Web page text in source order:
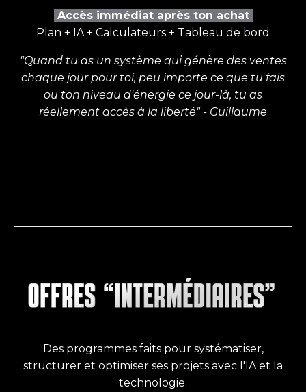
Accès immédiat après ton achat
Plan + IA + Calculateurs + Tableau de bord
"Quand tu as un système qui génère des ventes
chaque jour pour toi, peu importe ce que tu fais
ou ton niveau d'énergie ce jour-là, tu as
réellement accès à la liberté" - Guillaume
Des programmes faits pour systématiser,
structurer et optimiser ses projets avec l'IA et la
technologie.